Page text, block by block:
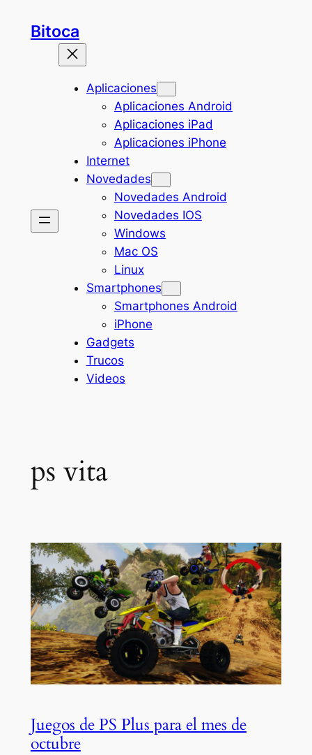
Bitoca
Aplicaciones
Aplicaciones Android
Aplicaciones iPad
Aplicaciones iPhone
Internet
Novedades
Novedades Android
Novedades IOS
Windows
Mac OS
Linux
Smartphones
Smartphones Android
iPhone
Gadgets
Trucos
Videos
ps vita
Juegos de PS Plus para el mes de
octubre